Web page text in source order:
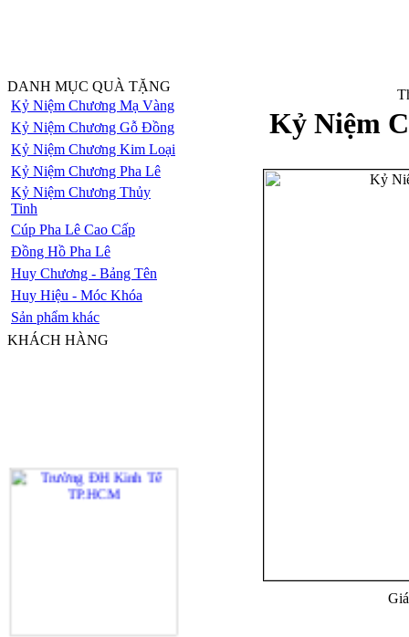
DANH MỤC QUÀ TẶNG
Kỷ Niệm Chương Mạ Vàng
Kỷ Niệm Chương Gỗ Đồng
Kỷ Niệm Chương Kim Loại
Kỷ Niệm Chương Pha Lê
Kỷ Niệm Chương Thủy
Tinh
Cúp Pha Lê Cao Cấp
Đồng Hồ Pha Lê
Huy Chương - Bảng Tên
Huy Hiệu - Móc Khóa
Sản phẩm khác
KHÁCH HÀNG
Kỷ Niệm